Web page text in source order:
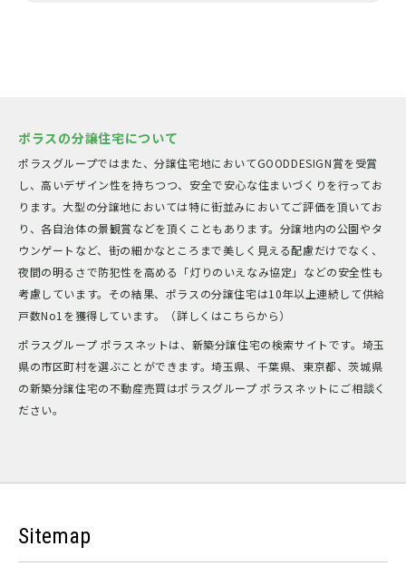
ポラスの分譲住宅について
ポラスグループではまた、分譲住宅地においてGOODDESIGN賞を受賞
し、高いデザイン性を持ちつつ、安全で安心な住まいづくりを行ってお
ります。大型の分譲地においては特に街並みにおいてご評価を頂いてお
り、各自治体の景観賞などを頂くこともあります。分譲地内の公園やタ
ウンゲートなど、街の細かなところまで美しく見える配慮だけでなく、
夜間の明るさで防犯性を高める「灯りのいえなみ協定」などの安全性も
考慮しています。その結果、ポラスの分譲住宅は10年以上連続して供給
戸数No1を獲得しています。（詳しくはこちらから）
ポラスグループ ポラスネットは、新築分譲住宅の検索サイトです。埼玉
県の市区町村を選ぶことができます。埼玉県、千葉県、東京都、茨城県
の新築分譲住宅の不動産売買はポラスグループ ポラスネットにご相談く
ださい。
Sitemap